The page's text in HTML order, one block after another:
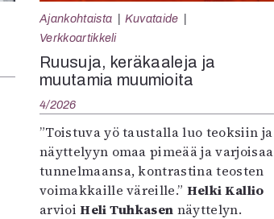
Ajankohtaista
Kuvataide
Verkkoartikkeli
Ruusuja, keräkaaleja ja
muutamia muumioita
4/2026
”Toistuva yö taustalla luo teoksiin ja
näyttelyyn omaa pimeää ja varjoisaa
tunnelmaansa, kontrastina teosten
voimakkaille väreille.” Helki Kallio
arvioiHeli Tuhkasen näyttelyn.